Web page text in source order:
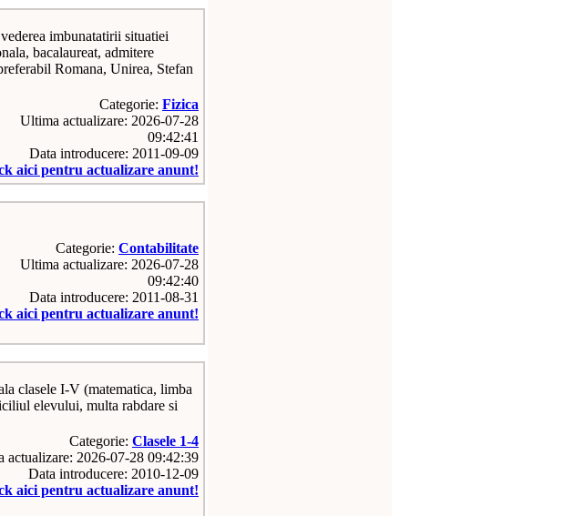
imbunatatirii situatiei
bacalaureat, admitere
Romana, Unirea, Stefan
Categorie: Fizica
Ultima actualizare: 2026-07-28
09:42:41
Data introducere: 2011-09-09
aici pentru actualizare anunt!
Categorie: Contabilitate
Ultima actualizare: 2026-07-28
09:42:40
Data introducere: 2011-08-31
aici pentru actualizare anunt!
clasele I-V (matematica, limba
elevului, multa rabdare si
Categorie: Clasele 1-4
actualizare: 2026-07-28 09:42:39
Data introducere: 2010-12-09
aici pentru actualizare anunt!